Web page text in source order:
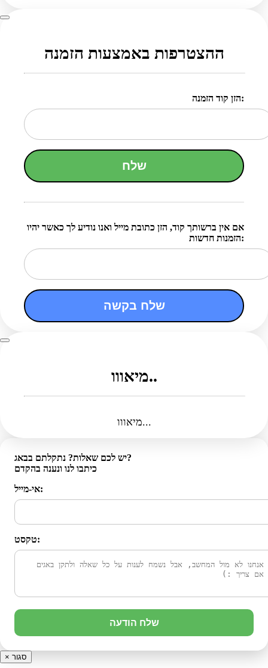
ההצטרפות באמצעות הזמנה
הזן קוד הזמנה:
שלח
אם אין ברשותך קוד, הזן כתובת מייל ואנו נודיע לך כאשר יהיו
הזמנות חדשות:
שלח בקשה
מיאווו..
מיאווו...
יש לכם שאלות? נתקלתם בבאג?
כיתבו לנו ונענה בהקדם
אי-מייל:
טקסט:
שלח הודעה
× סגור